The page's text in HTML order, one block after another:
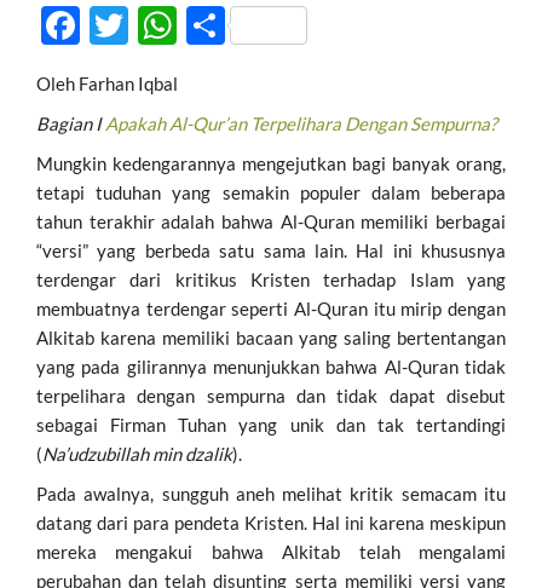
F
e
b
o
o
k
T
itt
er
W
s
A
p
p
S
e
Oleh Farhan Iqbal
Bagian IApakah Al-Qur’an Terpelihara Dengan Sempurna?
Mungkin kedengarannya mengejutkan bagi banyak orang,
tetapi tuduhan yang semakin populer dalam beberapa
tahun terakhir adalah bahwa Al-Quran memiliki berbagai
“versi” yang berbeda satu sama lain. Hal ini khususnya
terdengar dari kritikus Kristen terhadap Islam yang
membuatnya terdengar seperti Al-Quran itu mirip dengan
Alkitab karena memiliki bacaan yang saling bertentangan
yang pada gilirannya menunjukkan bahwa Al-Quran tidak
terpelihara dengan sempurna dan tidak dapat disebut
sebagai Firman Tuhan yang unik dan tak tertandingi
(Na’udzubillah min dzalik).
Pada awalnya, sungguh aneh melihat kritik semacam itu
datang dari para pendeta Kristen. Hal ini karena meskipun
mereka mengakui bahwa Alkitab telah mengalami
perubahan dan telah disunting serta memiliki versi yang